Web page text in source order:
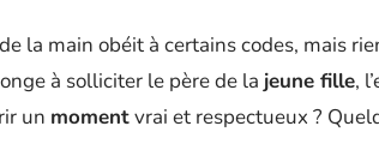
la main obéit à certains codes, mais
à solliciter le père de la jeune fille,
un momentvrai et respectueux ?